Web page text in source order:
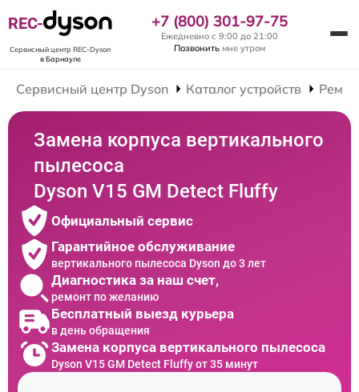
REC-
Сервисный центр REC-Dyson
в Барнауле
+7 (800) 301-97-75
Ежедневно с 9:00 до 21:00
Позвонить мне утром
Сервисный центр Dyson Каталог устройств
Замена корпуса вертикального
пылесоса
Dyson V15 GM Detect Fluffy
Официальный сервис
Гарантийное обслуживание
вертикального пылесоса Dyson до 3 лет
Диагностика за наш счет,
ремонт по желанию
Бесплатный выезд курьера
в день обращения
Замена корпуса вертикального пылесоса
Dyson V15 GM Detect Fluffy от 35 минут